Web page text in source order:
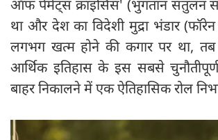
ऑफ पेमेंट्स क्राइसिस' (भुगतान संतुलन
था और देश का विदेशी मुद्रा भंडार
लगभग खत्म होने की कगार पर था, तब
आर्थिक इतिहास के इस सबसे
बाहर निकालने में एक ऐतिहासिक रोल